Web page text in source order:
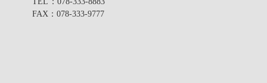
FAX ：078-333-9777